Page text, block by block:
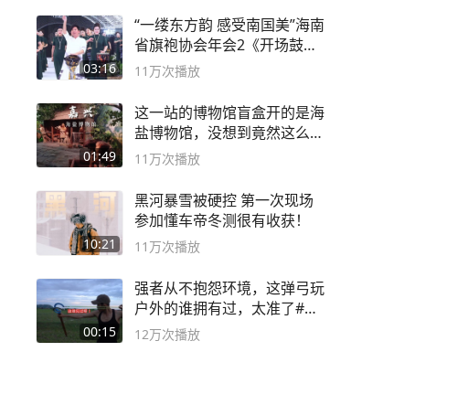
03:16
“一缕东方韵 感受南国美”海南
省旗袍协会年会2《开场鼓》
二团
11万次播放
01:49
这一站的博物馆盲盒开的是海
盐博物馆，没想到竟然这么好
逛！
11万次播放
10:21
黑河暴雪被硬控 第一次现场
参加懂车帝冬测很有收获！
11万次播放
00:15
强者从不抱怨环境，这弹弓玩
户外的谁拥有过，太准了#弹
弓#户外
12万次播放